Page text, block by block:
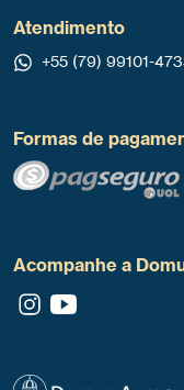
Atendimento
+55 (79) 99101-
Formas de
Acompanhe a